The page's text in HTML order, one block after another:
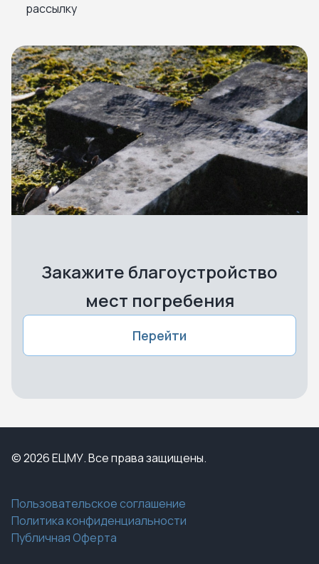
рассылку
Закажите благоустройство
мест погребения
Перейти
© 2026 ЕЦМУ. Все права защищены.
Пользовательское соглашение
Политика конфиденциальности
Публичная Оферта